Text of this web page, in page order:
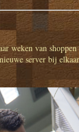
weken van
server bij